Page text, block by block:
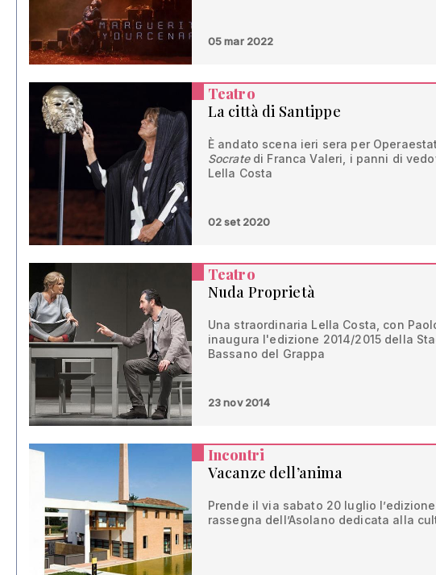
05 mar 2022
Teatro
La città di Santippe
È andato scena ieri sera per
Socratedi Franca Valeri, i panni di
Lella Costa
02 set 2020
Teatro
Nuda Proprietà
Una straordinaria Lella Costa, con
inaugura l'edizione 2014/2015 della
Bassano del Grappa
23 nov 2014
Incontri
Vacanze dell’anima
Prende il via sabato 20 luglio
rassegna dell’Asolano dedicata alla